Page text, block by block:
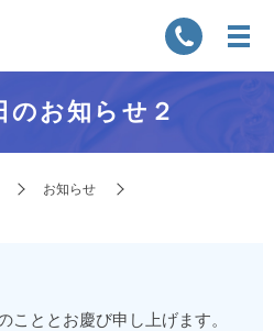
のお知らせ２
お知らせ
こととお慶び申し上げます。